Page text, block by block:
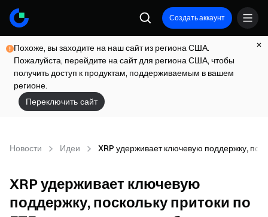
Создать аккаунт
Похоже, вы заходите на наш сайт из региона США.
Пожалуйста, перейдите на сайт для региона США, чтобы
получить доступ к продуктам, поддерживаемым в вашем
регионе.
Переключить сайт
Новости Идеи XRP удерживает ключевую поддержку,
XRP удерживает ключевую
поддержку, поскольку притоки по